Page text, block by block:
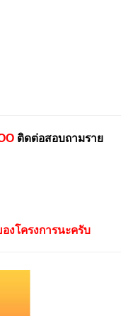
ติดต่อสอบถามราย
งโครงการนะครับ